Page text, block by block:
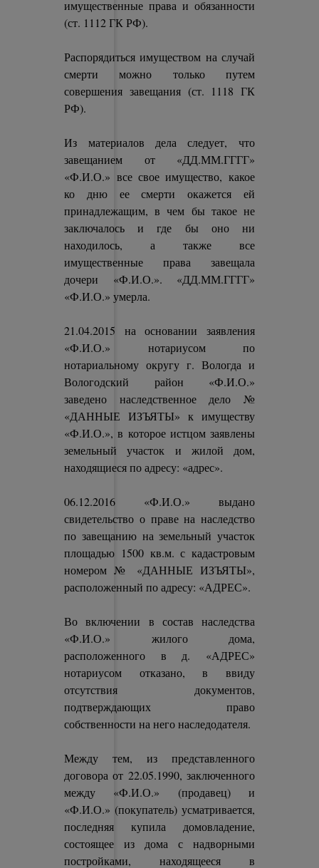
имущественные права и обязанности
(ст. 1112 ГК РФ).
Распорядиться имуществом на случай
смерти можно только путем
совершения завещания (ст. 1118 ГК
РФ).
Из материалов дела следует, что
завещанием от «ДД.ММ.ГГГГ»
«Ф.И.О.» все свое имущество, какое
ко дню ее смерти окажется ей
принадлежащим, в чем бы такое не
заключалось и где бы оно ни
находилось, а также все
имущественные права завещала
дочери «Ф.И.О.». «ДД.ММ.ГГГГ»
«Ф.И.О.» умерла.
21.04.2015 на основании заявления
«Ф.И.О.» нотариусом по
нотариальному округу г. Вологда и
Вологодский район «Ф.И.О.»
заведено наследственное дело №
«ДАННЫЕ ИЗЪЯТЫ» к имуществу
«Ф.И.О.», в которое истцом заявлены
земельный участок и жилой дом,
находящиеся по адресу: «адрес».
06.12.2016 «Ф.И.О.» выдано
свидетельство о праве на наследство
по завещанию на земельный участок
площадью 1500 кв.м. с кадастровым
номером № «ДАННЫЕ ИЗЪЯТЫ»,
расположенный по адресу: «АДРЕС».
Во включении в состав наследства
«Ф.И.О.» жилого дома,
расположенного в д. «АДРЕС»
нотариусом отказано, в ввиду
отсутствия документов,
подтверждающих право
собственности на него наследодателя.
Между тем, из представленного
договора от 22.05.1990, заключенного
между «Ф.И.О.» (продавец) и
«Ф.И.О.» (покупатель) усматривается,
последняя купила домовладение,
состоящее из дома с надворными
постройками, находящееся в